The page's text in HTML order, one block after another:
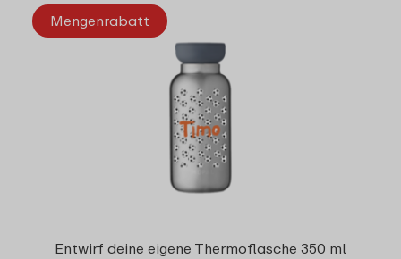
Mengenrabatt
Entwirf deine eigene Thermoflasche 350 ml